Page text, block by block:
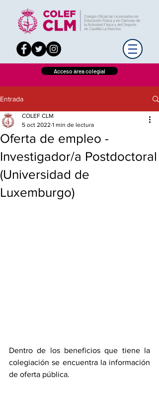
Acceso área colegial
Entrada
Oferta de empleo -
Investigador/a Postdoctoral
(Universidad de
Luxemburgo)
COLEF CLM
5 oct 2022 1 min de lectura
Dentro de los beneficios que tiene la
colegiación se encuentra la información
de oferta pública.